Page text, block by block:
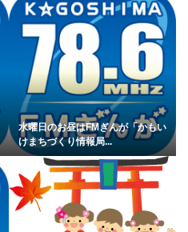
水曜日のお昼はFMぎんが「かもい
けまちづくり情報局...